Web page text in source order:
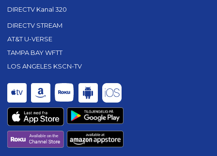
DIRECTV Kanal 320
DIRECTV STREAM
AT&T U-VERSE
TAMPA BAY WFTT
LOS ANGELES KSCN-TV